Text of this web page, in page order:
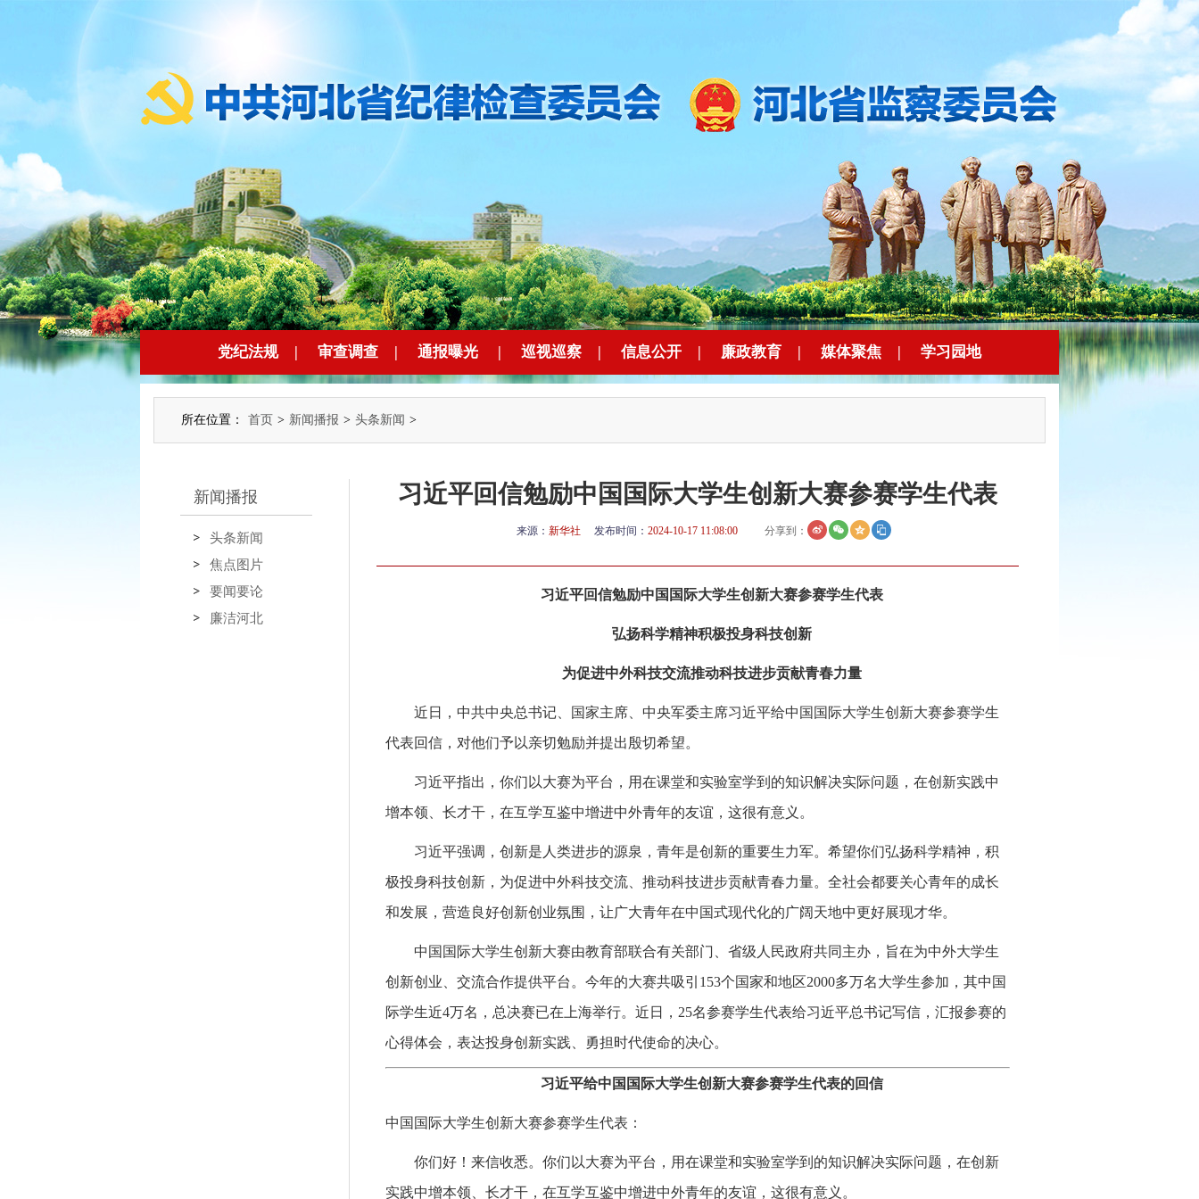
党纪法规 | 审查调查 | 通报曝光 | 巡视巡察 | 信息公开 | 廉政教育 | 媒体聚焦 | 学习园地
所在位置： 首页 > 新闻播报 > 头条新闻 >
新闻播报
头条新闻
焦点图片
要闻要论
廉洁河北
习近平回信勉励中国国际大学生创新大赛参赛学生代表
来源： 新华社 发布时间： 2024-10-17 11:08:00 分享到：
习近平回信勉励中国国际大学生创新大赛参赛学生代表
弘扬科学精神积极投身科技创新
为促进中外科技交流推动科技进步贡献青春力量
近日，中共中央总书记、国家主席、中央军委主席习近平给中国国际大学生创新大赛参赛学生
代表回信，对他们予以亲切勉励并提出殷切希望。
习近平指出，你们以大赛为平台，用在课堂和实验室学到的知识解决实际问题，在创新实践中
增本领、长才干，在互学互鉴中增进中外青年的友谊，这很有意义。
习近平强调，创新是人类进步的源泉，青年是创新的重要生力军。希望你们弘扬科学精神，积
极投身科技创新，为促进中外科技交流、推动科技进步贡献青春力量。全社会都要关心青年的成长
和发展，营造良好创新创业氛围，让广大青年在中国式现代化的广阔天地中更好展现才华。
中国国际大学生创新大赛由教育部联合有关部门、省级人民政府共同主办，旨在为中外大学生
创新创业、交流合作提供平台。今年的大赛共吸引153个国家和地区2000多万名大学生参加，其中国
际学生近4万名，总决赛已在上海举行。近日，25名参赛学生代表给习近平总书记写信，汇报参赛的
心得体会，表达投身创新实践、勇担时代使命的决心。
习近平给中国国际大学生创新大赛参赛学生代表的回信
中国国际大学生创新大赛参赛学生代表：
你们好！来信收悉。你们以大赛为平台，用在课堂和实验室学到的知识解决实际问题，在创新
实践中增本领、长才干，在互学互鉴中增进中外青年的友谊，这很有意义。